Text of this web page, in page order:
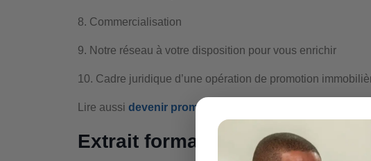
8. Commercialisation
9. Notre réseau à votre disposition pour vous enrichir
10. Cadre juridique d’une opération de promotion
Lire aussi devenir promoteur immobilier Metz
Extrait formation promotion